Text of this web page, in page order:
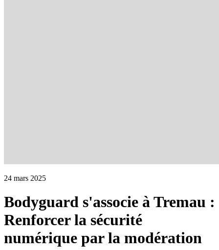
24 mars 2025
Bodyguard s'associe à Tremau :
Renforcer la sécurité
numérique par la modération